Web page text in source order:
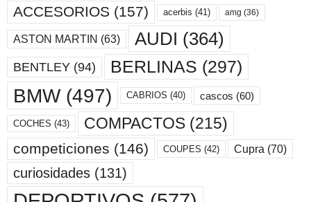
ACCESORIOS (157) acerbis (41) amg (36)
ASTON MARTIN (63) AUDI (364)
BENTLEY (94) BERLINAS (297)
BMW(497) CABRIOS (40) cascos (60)
COCHES (43) COMPACTOS (215)
competiciones (146) COUPES (42) Cupra (70)
curiosidades (131)